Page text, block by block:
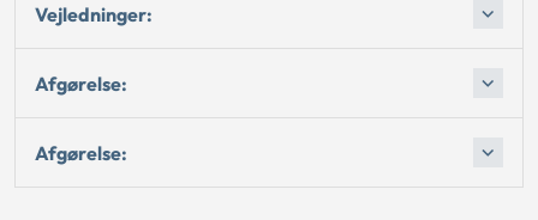
Vejledninger:
Afgørelse:
Afgørelse: